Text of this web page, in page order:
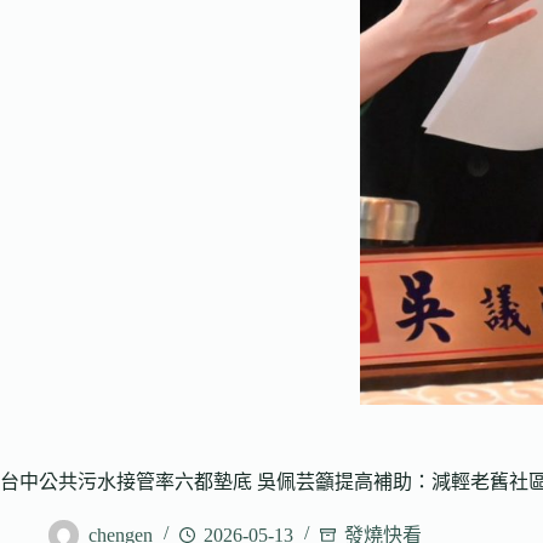
台中公共污水接管率六都墊底 吳佩芸籲提高補助：減輕老舊社
chengen 2026-05-13 發燒快看